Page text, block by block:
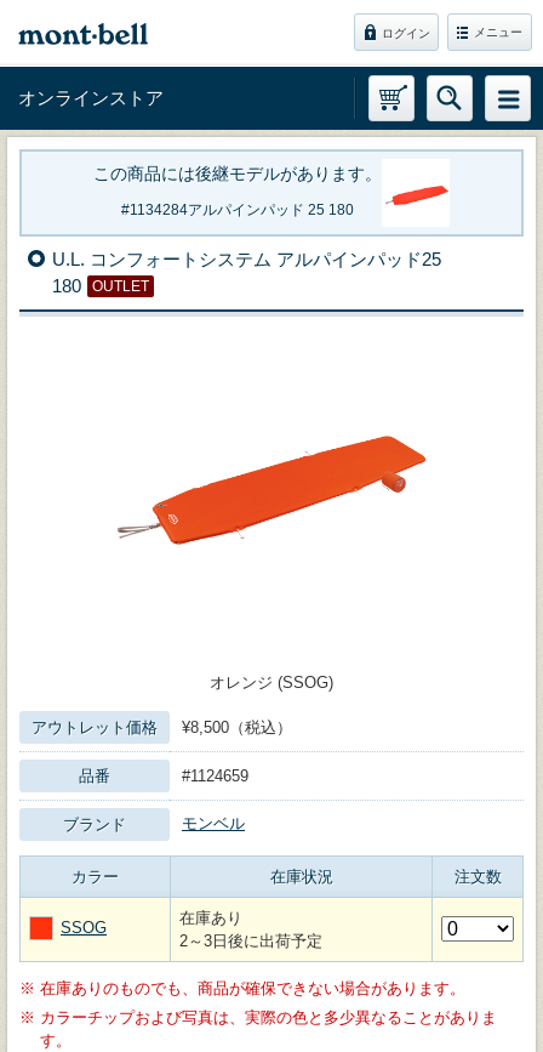
ログイン メニュー
オンラインストア
この商品には後継モデルがあります。
1134284アルパインパッド 25 180
U.L. コンフォートシステム アルパインパッド25
180
OUTLET
オレンジ (SSOG)
アウトレット価格 ¥8,500（税込）
品番 #1124659
ブランド モンベル
カラー 在庫状況 注文数
SSOG
在庫あり
2～3日後に出荷予定
※ 在庫ありのものでも、商品が確保できない場合があります。
※ カラーチップおよび写真は、実際の色と多少異なることがありま
す。